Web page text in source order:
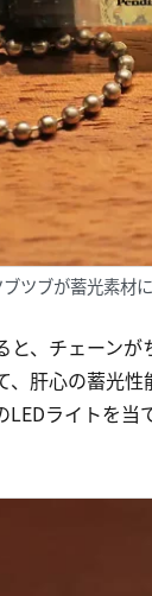
ツブが蓄光素材
と、チェーン
、肝心の蓄光
LEDライトを